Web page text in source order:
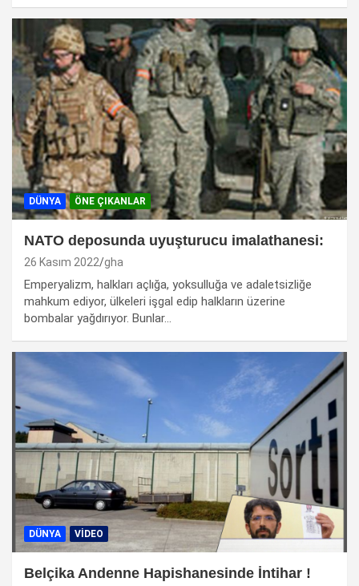
DÜNYA ÖNE ÇIKANLAR
NATO deposunda uyuşturucu imalathanesi:
26 Kasım 2022 gha
Emperyalizm, halkları açlığa, yoksulluğa ve adaletsizliğe
mahkum ediyor, ülkeleri işgal edip halkların üzerine
bombalar yağdırıyor. Bunlar…
DÜNYA VIDEO
Belçika Andenne Hapishanesinde İntihar !